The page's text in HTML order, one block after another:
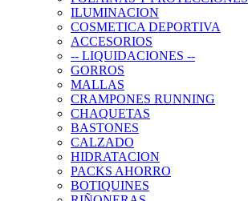
ILUMINACION
COSMETICA DEPORTIVA
ACCESORIOS
-- LIQUIDACIONES --
GORROS
MALLAS
CRAMPONES RUNNING
CHAQUETAS
BASTONES
CALZADO
HIDRATACION
PACKS AHORRO
BOTIQUINES